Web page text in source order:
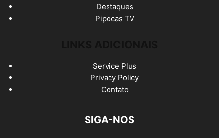
Destaques
Pipocas TV
Service Plus
Privacy Policy
Contato
SIGA-NOS